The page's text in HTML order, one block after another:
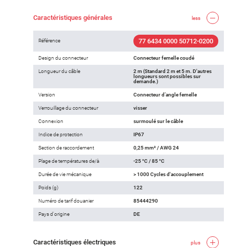
Caractéristiques générales less
Référence 77 6434 0000 50712-0200
Design du connecteur Connecteur femelle coudé
Longueur du câble
2 m (Standard 2 m et 5 m. D'autres
longueurs sont possibles sur
demande.)
Version Connecteur d‘angle femelle
Verrouillage du connecteur visser
Connexion surmoulé sur le câble
Indice de protection IP67
Section de raccordement 0,25 mm² / AWG 24
Plage de températures de/à -25 °C / 85 °C
Durée de vie mécanique > 1000 Cycles d'accouplement
Poids (g) 122
Numéro de tarif douanier 85444290
Pays d'origine DE
Caractéristiques électriques plus